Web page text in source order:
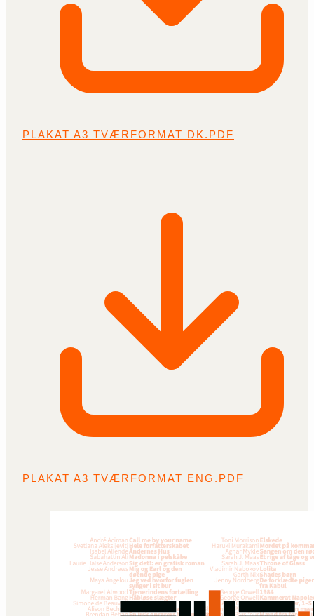
PLAKAT A3 TVÆRFORMAT DK.PDF
PLAKAT A3 TVÆRFORMAT ENG.PDF